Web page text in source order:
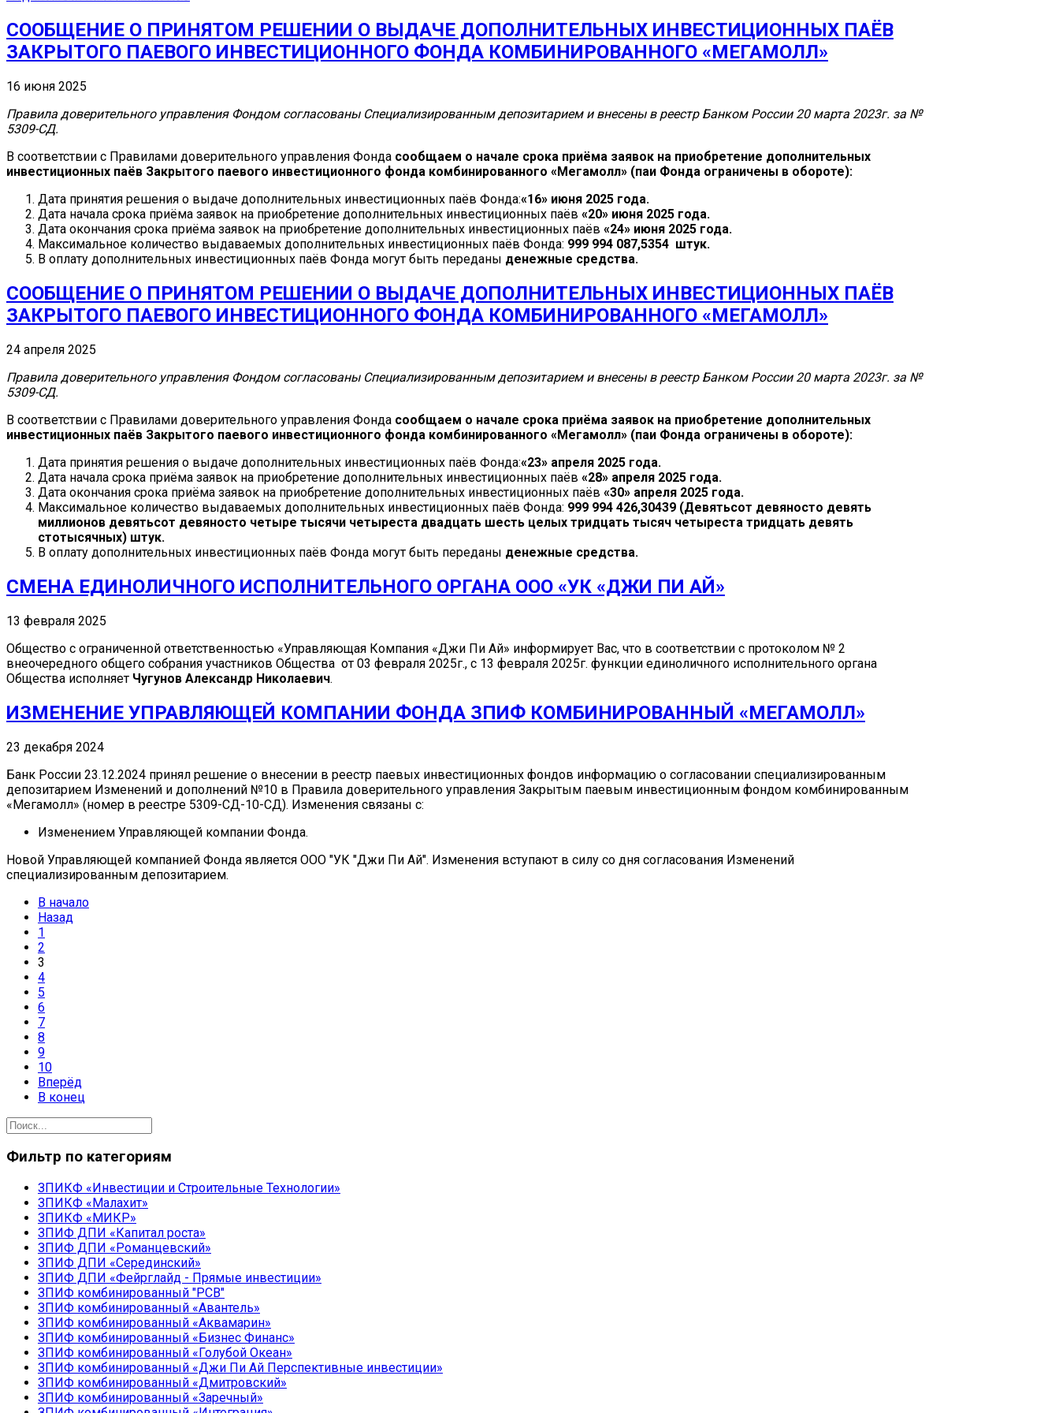
СООБЩЕНИЕ О ПРИНЯТОМ РЕШЕНИИ О ВЫДАЧЕ ДОПОЛНИТЕЛЬНЫХ ИНВЕСТИЦИОННЫХ ПАЁВ
ЗАКРЫТОГО ПАЕВОГО ИНВЕСТИЦИОННОГО ФОНДА КОМБИНИРОВАННОГО «МЕГАМОЛЛ»
16 июня 2025
Правила доверительного управления Фондом согласованы Специализированным депозитарием и внесены в реестр Банком России 20 марта 2023г. за №
5309-СД.
В соответствии с Правилами доверительного управления Фонда сообщаем о начале срока приёма заявок на приобретение дополнительных
инвестиционных паёв Закрытого паевого инвестиционного фонда комбинированного «Мегамолл» (паи Фонда ограничены в обороте):
Дата принятия решения о выдаче дополнительных инвестиционных паёв Фонда:«16» июня 2025 года.
Дата начала срока приёма заявок на приобретение дополнительных инвестиционных паёв «20» июня 2025 года.
Дата окончания срока приёма заявок на приобретение дополнительных инвестиционных паёв «24» июня 2025 года.
Максимальное количество выдаваемых дополнительных инвестиционных паёв Фонда: 999 994 087,5354 штук.
В оплату дополнительных инвестиционных паёв Фонда могут быть переданы денежные средства.
СООБЩЕНИЕ О ПРИНЯТОМ РЕШЕНИИ О ВЫДАЧЕ ДОПОЛНИТЕЛЬНЫХ ИНВЕСТИЦИОННЫХ ПАЁВ
ЗАКРЫТОГО ПАЕВОГО ИНВЕСТИЦИОННОГО ФОНДА КОМБИНИРОВАННОГО «МЕГАМОЛЛ»
24 апреля 2025
Правила доверительного управления Фондом согласованы Специализированным депозитарием и внесены в реестр Банком России 20 марта 2023г. за №
5309-СД.
В соответствии с Правилами доверительного управления Фонда сообщаем о начале срока приёма заявок на приобретение дополнительных
инвестиционных паёв Закрытого паевого инвестиционного фонда комбинированного «Мегамолл» (паи Фонда ограничены в обороте):
Дата принятия решения о выдаче дополнительных инвестиционных паёв Фонда:«23» апреля 2025 года.
Дата начала срока приёма заявок на приобретение дополнительных инвестиционных паёв «28» апреля 2025 года.
Дата окончания срока приёма заявок на приобретение дополнительных инвестиционных паёв «30» апреля 2025 года.
Максимальное количество выдаваемых дополнительных инвестиционных паёв Фонда: 999 994 426,30439 (Девятьсот девяносто девять
миллионов девятьсот девяносто четыре тысячи четыреста двадцать шесть целых тридцать тысяч четыреста тридцать девять
стотысячных) штук.
В оплату дополнительных инвестиционных паёв Фонда могут быть переданы денежные средства.
СМЕНА ЕДИНОЛИЧНОГО ИСПОЛНИТЕЛЬНОГО ОРГАНА ООО «УК «ДЖИ ПИ АЙ»
13 февраля 2025
Общество с ограниченной ответственностью «Управляющая Компания «Джи Пи Ай» информирует Вас, что в соответствии с протоколом № 2
внеочередного общего собрания участников Общества от 03 февраля 2025г., с 13 февраля 2025г. функции единоличного исполнительного органа
Общества исполняет Чугунов Александр Николаевич.
ИЗМЕНЕНИЕ УПРАВЛЯЮЩЕЙ КОМПАНИИ ФОНДА ЗПИФ КОМБИНИРОВАННЫЙ «МЕГАМОЛЛ»
23 декабря 2024
Банк России 23.12.2024 принял решение о внесении в реестр паевых инвестиционных фондов информацию о согласовании специализированным
депозитарием Изменений и дополнений №10 в Правила доверительного управления Закрытым паевым инвестиционным фондом комбинированным
«Мегамолл» (номер в реестре 5309-СД-10-СД). Изменения связаны с:
Изменением Управляющей компании Фонда.
Новой Управляющей компанией Фонда является ООО "УК "Джи Пи Ай". Изменения вступают в силу со дня согласования Изменений
специализированным депозитарием.
В начало
Назад
1
2
3
4
5
6
7
8
9
10
Вперёд
В конец
Фильтр по категориям
ЗПИКФ «Инвестиции и Строительные Технологии»
ЗПИКФ «Малахит»
ЗПИКФ «МИКР»
ЗПИФ ДПИ «Капитал роста»
ЗПИФ ДПИ «Романцевский»
ЗПИФ ДПИ «Серединский»
ЗПИФ ДПИ «Фейрглайд - Прямые инвестиции»
ЗПИФ комбинированный "РСВ"
ЗПИФ комбинированный «Авантель»
ЗПИФ комбинированный «Аквамарин»
ЗПИФ комбинированный «Бизнес Финанс»
ЗПИФ комбинированный «Голубой Океан»
ЗПИФ комбинированный «Джи Пи Ай Перспективные инвестиции»
ЗПИФ комбинированный «Дмитровский»
ЗПИФ комбинированный «Заречный»